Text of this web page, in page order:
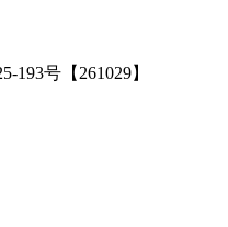
号【261029】